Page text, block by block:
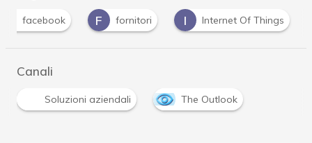
facebook F fornitori I Internet Of Things
Canali
Soluzioni aziendali The Outlook